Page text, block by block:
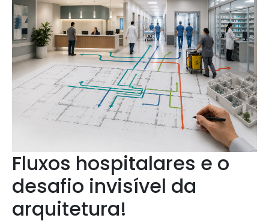
Fluxos hospitalares e o
desafio invisível da
arquitetura!